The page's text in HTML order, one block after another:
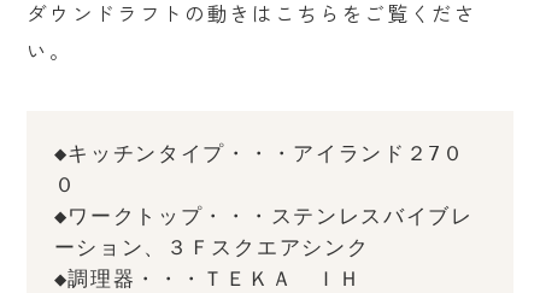
ダウンドラフトの動きはこちらをご覧くださ
い。
◆キッチンタイプ・・・アイランド２7０
０
◆ワークトップ・・・ステンレスバイブレ
ーション、３Ｆスクエアシンク
◆調理器・・・ＴＥＫＡ　ＩＨ